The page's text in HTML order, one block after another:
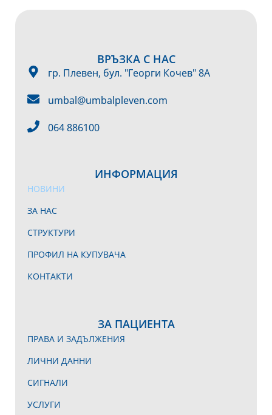
ИНФОРМАЦИЯ
НОВИНИ
ЗА НАС
СТРУКТУРИ
ПРОФИЛ НА КУПУВАЧА
КОНТАКТИ
ЗА ПАЦИЕНТА
ПРАВА И ЗАДЪЛЖЕНИЯ
ЛИЧНИ ДАННИ
СИГНАЛИ
УСЛУГИ
ВРЪЗКА С НАС
гр. Плевен, бул. "Георги Кочев" 8А
umbal@umbalpleven.com
064 886100